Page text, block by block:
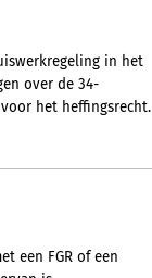
in het
over de 34-
het heffingsrecht.
een FGR of een